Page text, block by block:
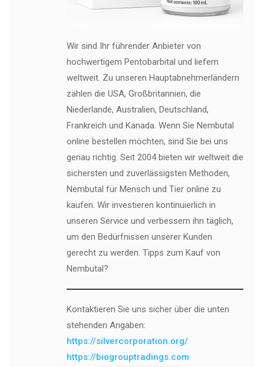
Wir sind Ihr führender Anbieter von
hochwertigem Pentobarbital und liefern
weltweit. Zu unseren Hauptabnehmerländern
zählen die USA, Großbritannien, die
Niederlande, Australien, Deutschland,
Frankreich und Kanada. Wenn Sie Nembutal
online bestellen möchten, sind Sie bei uns
genau richtig. Seit 2004 bieten wir weltweit die
sichersten und zuverlässigsten Methoden,
Nembutal für Mensch und Tier online zu
kaufen. Wir investieren kontinuierlich in
unseren Service und verbessern ihn täglich,
um den Bedürfnissen unserer Kunden
gerecht zu werden. Tipps zum Kauf von
Nembutal?
Kontaktieren Sie uns sicher über die unten
stehenden Angaben:
https://silvercorporation.org/
https://biogrouptradings.com